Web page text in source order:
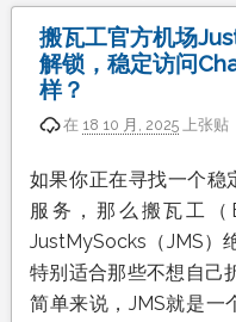
搬瓦工官方机场
解锁，稳定访问
样？
在 18 10 月, 2025 上张贴
如果你正在寻找一个稳
服务，那么搬瓦工（
JustMySocks（JMS）
特别适合那些不想自己
简单来说，JMS就是一